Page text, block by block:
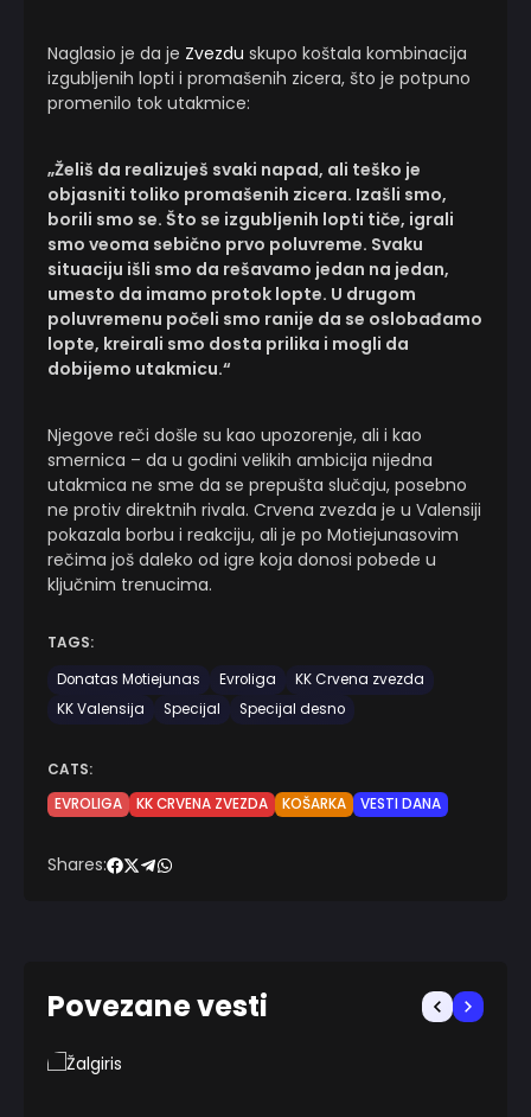
Naglasio je da je Zvezdu skupo koštala kombinacija
izgubljenih lopti i promašenih zicera, što je potpuno
promenilo tok utakmice:
„Želiš da realizuješ svaki napad, ali teško je
objasniti toliko promašenih zicera. Izašli smo,
borili smo se. Što se izgubljenih lopti tiče, igrali
smo veoma sebično prvo poluvreme. Svaku
situaciju išli smo da rešavamo jedan na jedan,
umesto da imamo protok lopte. U drugom
poluvremenu počeli smo ranije da se oslobađamo
lopte, kreirali smo dosta prilika i mogli da
dobijemo utakmicu.“
Njegove reči došle su kao upozorenje, ali i kao
smernica – da u godini velikih ambicija nijedna
utakmica ne sme da se prepušta slučaju, posebno
ne protiv direktnih rivala. Crvena zvezda je u Valensiji
pokazala borbu i reakciju, ali je po Motiejunasovim
rečima još daleko od igre koja donosi pobede u
ključnim trenucima.
TAGS:
Donatas Motiejunas
Evroliga
KK Crvena zvezda
KK Valensija
Specijal Specijal desno
CATS:
EVROLIGA
KK CRVENA ZVEZDA KOŠARKA VESTI DANA
Shares:
Povezane vesti